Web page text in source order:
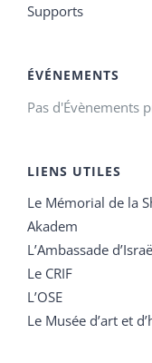
Supports
ÉVÉNEMENTS
Pas d'Évènements
LIENS UTILES
Le Mémorial de la
Akadem
L’Ambassade
Le CRIF
L’OSE
Le Musée d’art et